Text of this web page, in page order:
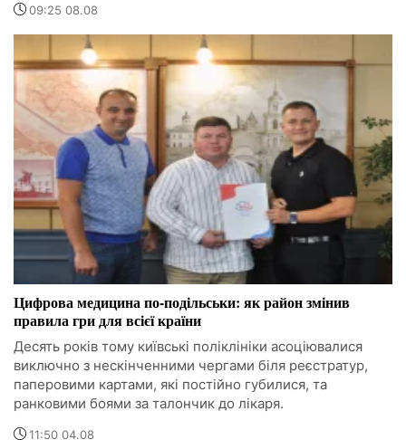
09:25 08.08
Цифрова медицина по-подільськи: як район змінив
правила гри для всієї країни
Десять років тому київські поліклініки асоціювалися
виключно з нескінченними чергами біля реєстратур,
паперовими картами, які постійно губилися, та
ранковими боями за талончик до лікаря.
11:50 04.08